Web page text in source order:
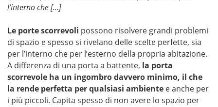
l’interno che […]
Le porte scorrevoli possono risolvere grandi problemi
di spazio e spesso si rivelano delle scelte perfette, sia
per l’interno che per l’esterno della propria abitazione.
A differenza di una porta a battente, la porta
scorrevole ha un ingombro davvero minimo, il che
la rende perfetta per qualsiasi ambiente e anche per
i più piccoli. Capita spesso di non avere lo spazio per